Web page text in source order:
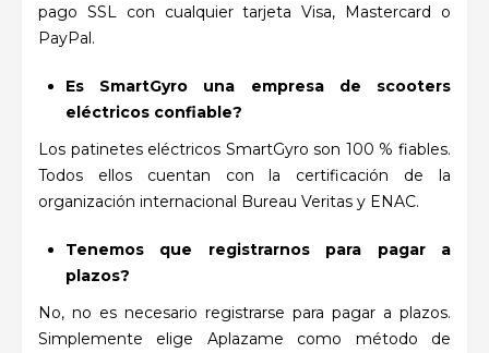
pago SSL con cualquier tarjeta Visa, Mastercard o
PayPal.
Es SmartGyro una empresa de scooters
eléctricos confiable?
Los patinetes eléctricos SmartGyro son 100 % fiables.
Todos ellos cuentan con la certificación de la
organización internacional Bureau Veritas y ENAC.
Tenemos que registrarnos para pagar a
plazos?
No, no es necesario registrarse para pagar a plazos.
Simplemente elige Aplazame como método de